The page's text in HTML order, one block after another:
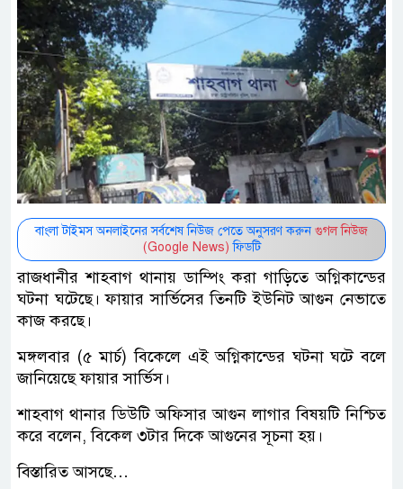
বাংলা টাইমস অনলাইনের সর্বশেষ নিউজ পেতে অনুসরণ করুন গুগল নিউজ
(Google News) ফিডটি
রাজধানীর শাহবাগ থানায় ডাম্পিং করা গাড়িতে অগ্নিকান্ডের
ঘটনা ঘটেছে। ফায়ার সার্ভিসের তিনটি ইউনিট আগুন নেভাতে
কাজ করছে।
মঙ্গলবার (৫ মার্চ) বিকেলে এই অগ্নিকান্ডের ঘটনা ঘটে বলে
জানিয়েছে ফায়ার সার্ভিস।
শাহবাগ থানার ডিউটি অফিসার আগুন লাগার বিষয়টি নিশ্চিত
করে বলেন, বিকেল ৩টার দিকে আগুনের সূচনা হয়।
বিস্তারিত আসছে…